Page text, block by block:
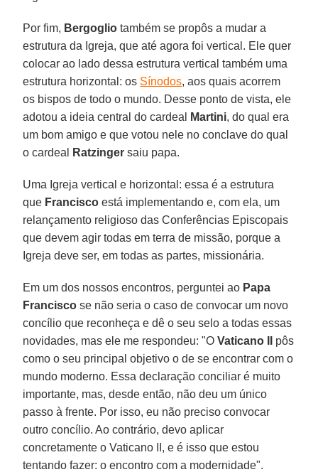
Por fim, Bergoglio também se propôs a mudar a
estrutura da Igreja, que até agora foi vertical. Ele quer
colocar ao lado dessa estrutura vertical também uma
estrutura horizontal: os Sínodos, aos quais acorrem
os bispos de todo o mundo. Desse ponto de vista, ele
adotou a ideia central do cardeal
Martini, do qual era
um bom amigo e que votou nele no conclave do qual
o cardeal
Ratzinger saiu papa.
Uma Igreja vertical e horizontal: essa é a estrutura
que Francisco está implementando e, com ela, um
relançamento religioso das Conferências Episcopais
que devem agir todas em terra de missão, porque a
Igreja deve ser, em todas as partes, missionária.
Em um dos nossos encontros, perguntei ao Papa
Francisco se não seria o caso de convocar um novo
concílio que reconheça e dê o seu selo a todas essas
novidades, mas ele me respondeu: "OVaticano II
pôs
como o seu principal objetivo o de se encontrar com o
mundo moderno. Essa declaração conciliar é muito
importante, mas, desde então, não deu um único
passo à frente. Por isso, eu não preciso convocar
outro concílio. Ao contrário, devo aplicar
concretamente o Vaticano II, e é isso que estou
tentando fazer: o encontro com a modernidade".